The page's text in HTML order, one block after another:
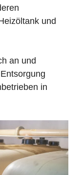
und
an und
in